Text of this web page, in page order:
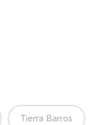
Tierra Barros